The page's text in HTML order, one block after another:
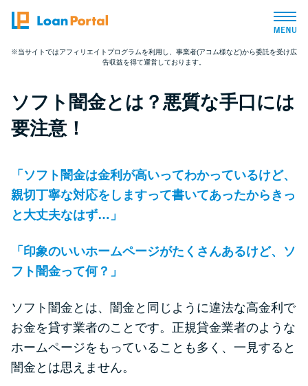
トップページ
おすすめコンテンツ
とにかくすぐ借りたい方向け
審査が不安な方向け
便利なコンテンツ
カードローン診断
※当サイトではアフィリエイトプログラムを利用し、事業者(アコム様など)から委託を受け広
告収益を得て運営しております。
ソフト闇金とは？悪質な手口には
要注意！
「ソフト闇金は金利が高いってわかっているけど、
親切丁寧な対応をしますって書いてあったからきっ
と大丈夫なはず…」
「印象のいいホームページがたくさんあるけど、ソ
フト闇金って何？」
ソフト闇金とは、闇金と同じように違法な高金利で
お金を貸す業者のことです。正規貸金業者のような
ホームページをもっていることも多く、一見すると
闇金とは思えません。